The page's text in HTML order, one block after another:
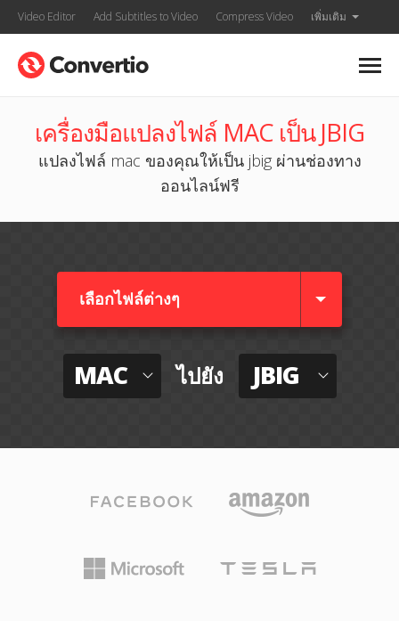
Video Editor Add Subtitles to Video Compress Video เพิ่มเติม
เครื่องมือแปลงไฟล์ MAC เป็น JBIG
แปลงไฟล์ mac ของคุณให้เป็น jbig ผ่านช่องทาง
ออนไลน์ฟรี
เลือกไฟล์ต่างๆ​
MAC ไปยัง JBIG